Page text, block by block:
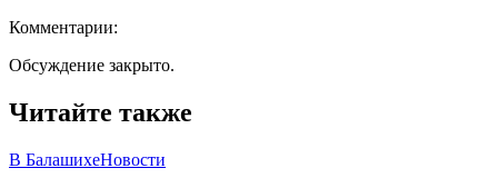
Комментарии:
Обсуждение закрыто.
Читайте также
В БалашихеНовости